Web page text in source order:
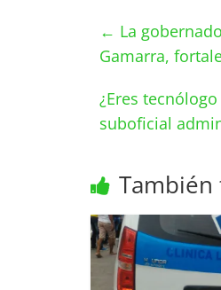
← La
Gamarra,
¿Eres
suboficial